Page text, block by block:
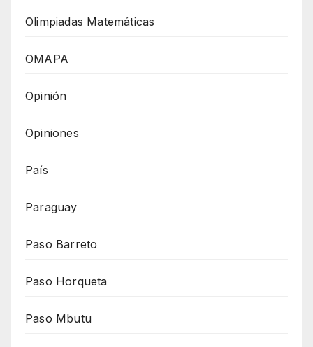
Olimpiadas Matemáticas
OMAPA
Opinión
Opiniones
País
Paraguay
Paso Barreto
Paso Horqueta
Paso Mbutu